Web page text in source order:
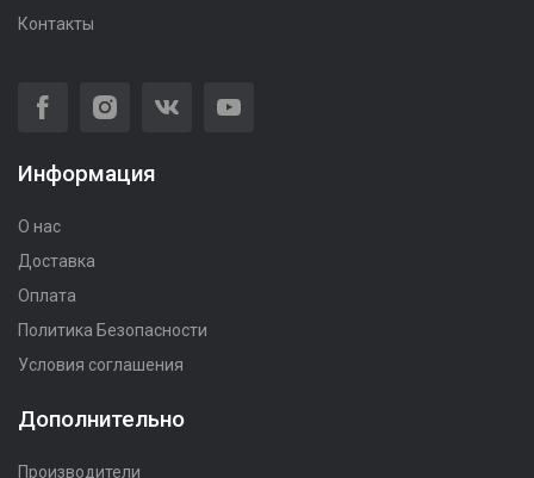
Контакты
Информация
О нас
Доставка
Оплата
Политика Безопасности
Условия соглашения
Дополнительно
Производители